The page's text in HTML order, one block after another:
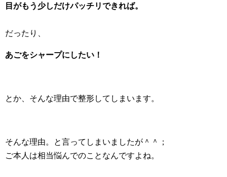
目がもう少しだけパッチリできれば。
だったり、
あごをシャープにしたい！
とか、そんな理由で整形してしまいます。
そんな理由。と言ってしまいましたが＾＾；
ご本人は相当悩んでのことなんですよね。